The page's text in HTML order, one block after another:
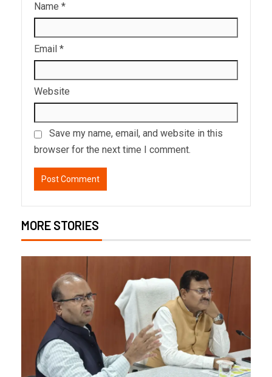
Name *
Email *
Website
Save my name, email, and website in this
browser for the next time I comment.
MORE STORIES